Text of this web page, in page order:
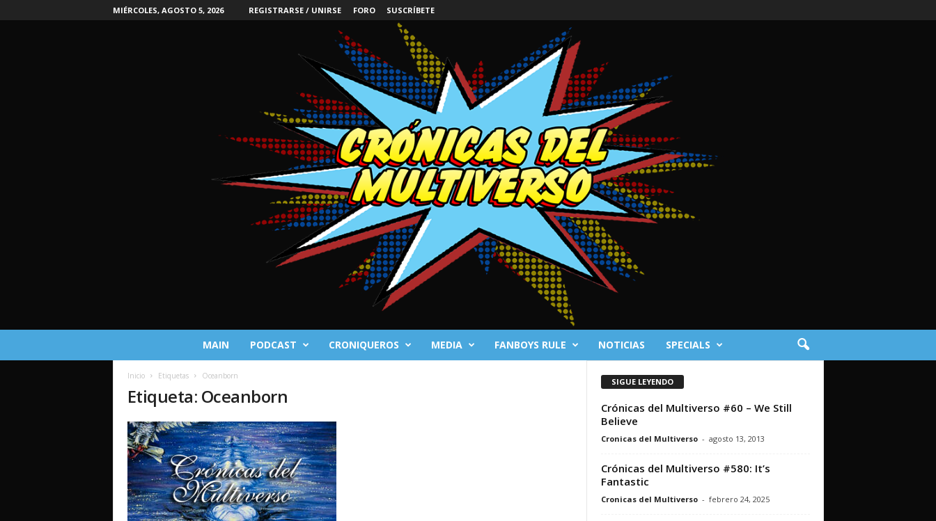
MIÉRCOLES, AGOSTO 5, 2026 REGISTRARSE / UNIRSE FORO SUSCRÍBETE
MAIN PODCAST CRONIQUEROS MEDIA FANBOYS RULE NOTICIAS SPECIALS
Inicio Etiquetas Oceanborn
Etiqueta: Oceanborn
SIGUE LEYENDO
Crónicas del Multiverso #60 – We Still
Believe
Cronicas del Multiverso - agosto 13, 2013
Crónicas del Multiverso #580: It’s
Fantastic
Cronicas del Multiverso - febrero 24, 2025